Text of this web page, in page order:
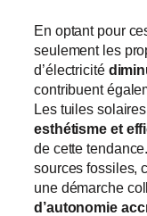
En optant pour
seulement les
d’électricité
contribuent
Les tuiles
esthétisme et
de cette
sources fossiles,
une démarche
d’autonomie